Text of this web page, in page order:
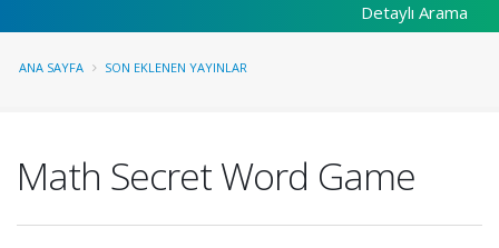
Detaylı Arama
ANA SAYFA SON EKLENEN YAYINLAR
Math Secret Word Game